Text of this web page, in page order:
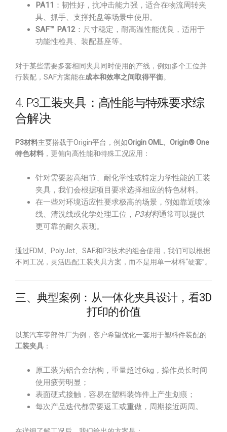
PA11 ：韧性好，抗冲击能力强，适合在物流周转夹
具、抓手、支撑托盘等场景中使用。
SAF™ PA12 ：尺寸稳定，耐高温性能优良，适用于
功能性检具、装配基座等。
对于某些需要多套相同夹具同时使用的产线，例如多个工位并
行装配，SAF方案能在成本和效率之间取得平衡。
4. P3工装夹具：高性能与特殊要求综
合解决
P3材料主要搭载于Origin平台，例如Origin OML、Origin® One
特色材料 ，更偏向高性能和特殊工况应用：
针对需要超高细节、耐化学性或特定力学性能的工装
夹具，我们会根据项目要求选择相应的特色材料。
在一些对环境适应性要求极高的场景，例如靠近喷涂
线、清洗线或化学处理工位， P3材料通常可以提供
更可靠的耐久表现。
通过FDM、PolyJet、SAF和P3技术的组合使用，我们可以根据
不同工况，灵活匹配工装夹具方案，而不是用单一材料“硬套”。
三、典型案例：从一体化夹具设计，看3D
打印的价值
以某汽车零部件厂为例，客户希望优化一套用于塑料件装配的
工装夹具 ：
原工装为铝合金结构，重量超过6kg，操作员长时间
使用疲劳明显；
表面硬式接触，容易在塑料装饰件上产生划痕；
每次产品迭代都需要返工或重做，周期接近两周。